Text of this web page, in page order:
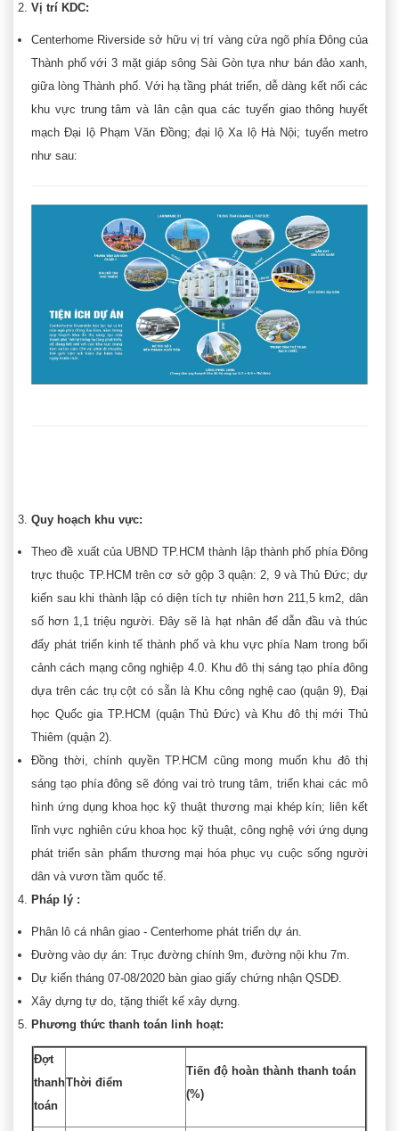
Vị trí KDC:
Centerhome Riverside sở hữu vị trí vàng cửa ngõ phía Đông của
Thành phố với 3 mặt giáp sông Sài Gòn tựa như bán đảo xanh,
giữa lòng Thành phố. Với hạ tầng phát triển, dễ dàng kết nối các
khu vực trung tâm và lân cận qua các tuyến giao thông huyết
mạch Đại lộ Phạm Văn Đồng; đại lộ Xa lộ Hà Nội; tuyến metro
như sau:
Quy hoạch khu vực:
Theo đề xuất của UBND TP.HCM thành lập thành phố phía Đông
trực thuộc TP.HCM trên cơ sở gộp 3 quận: 2, 9 và Thủ Đức; dự
kiến sau khi thành lập có diện tích tự nhiên hơn 211,5 km2, dân
số hơn 1,1 triệu người. Đây sẽ là hạt nhân để dẫn đầu và thúc
đẩy phát triển kinh tế thành phố và khu vực phía Nam trong bối
cảnh cách mạng công nghiệp 4.0. Khu đô thị sáng tạo phía đông
dựa trên các trụ cột có sẵn là Khu công nghệ cao (quận 9), Đại
học Quốc gia TP.HCM (quận Thủ Đức) và Khu đô thị mới Thủ
Thiêm (quận 2).
Đồng thời, chính quyền TP.HCM cũng mong muốn khu đô thị
sáng tạo phía đông sẽ đóng vai trò trung tâm, triển khai các mô
hình ứng dụng khoa học kỹ thuật thương mại khép kín; liên kết
lĩnh vực nghiên cứu khoa học kỹ thuật, công nghệ với ứng dụng
phát triển sản phẩm thương mại hóa phục vụ cuộc sống người
dân và vươn tầm quốc tế.
Pháp lý :
Phân lô cá nhân giao - Centerhome phát triển dự án.
Đường vào dự án: Trục đường chính 9m, đường nội khu 7m.
Dự kiến tháng 07-08/2020 bàn giao giấy chứng nhận QSDĐ.
Xây dựng tự do, tặng thiết kế xây dựng.
Phương thức thanh toán linh hoạt:
Đợt
thanh
toán
Thời điểm
Tiến độ hoàn thành thanh toán
(%)